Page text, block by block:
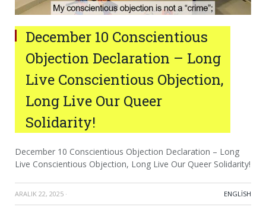
December 10 Conscientious
Objection Declaration – Long
Live Conscientious Objection,
Long Live Our Queer
Solidarity!
December 10 Conscientious Objection Declaration – Long
Live Conscientious Objection, Long Live Our Queer Solidarity!
ARALIK 22, 2025 · ENGLISH